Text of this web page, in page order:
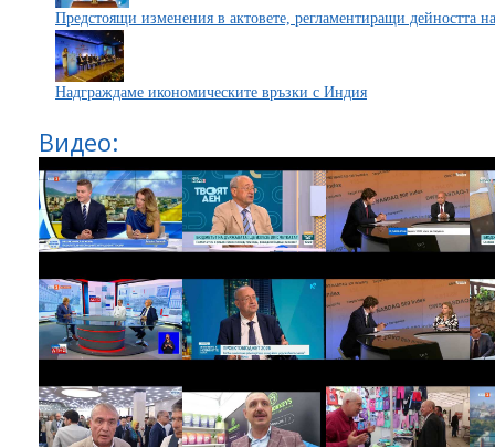
Предстоящи изменения в актовете, регламентиращи
Надграждаме икономическите връзки с Индия
Видео: